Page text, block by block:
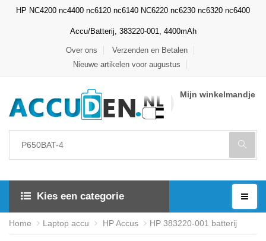
HP NC4200 nc4400 nc6120 nc6140 NC6220 nc6230 nc6320 nc6400
Accu/Batterij, 383220-001, 4400mAh
Over ons
Verzenden en Betalen
Nieuwe artikelen voor augustus
Mijn winkelmandje
Kies een categorie
Home Laptop accu HP Accus HP 383220-001 batterij